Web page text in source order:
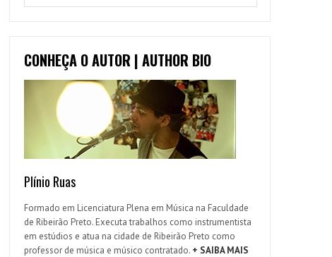
CONHEÇA O AUTOR | AUTHOR BIO
Plínio Ruas
Formado em Licenciatura Plena em Música na Faculdade
de Ribeirão Preto. Executa trabalhos como instrumentista
em estúdios e atua na cidade de Ribeirão Preto como
professor de música e músico contratado. + SAIBA MAIS